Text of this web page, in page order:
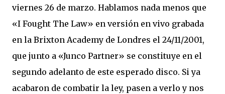
viernes 26 de marzo. Hablamos nada menos que
«I Fought The Law» en versión en vivo grabada
en la Brixton Academy de Londres el 24/11/2001,
que junto a «Junco Partner» se constituye en el
segundo adelanto de este esperado disco. Si ya
acabaron de combatir la ley, pasen a verlo y nos